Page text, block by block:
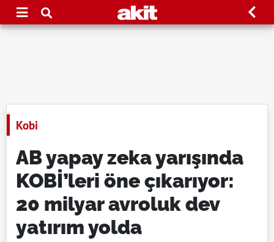
Kobi
AB yapay zeka yarışında
KOBİ’leri öne çıkarıyor:
20 milyar avroluk dev
yatırım yolda